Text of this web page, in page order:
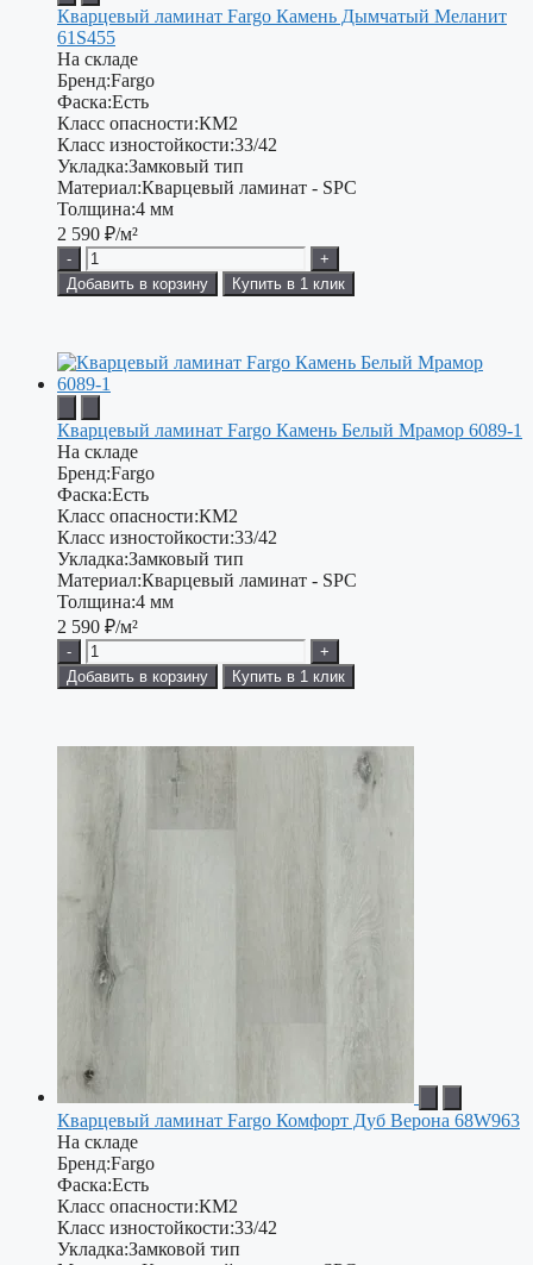
Кварцевый ламинат Fargo Камень Дымчатый Меланит
61S455
На складе
Бренд:Fargo
Фаска:Есть
Класс опасности:КМ2
Класс изностойкости:33/42
Укладка:Замковый тип
Материал:Кварцевый ламинат - SPC
Толщина:4 мм
2 590 ₽/м²
-
+
Добавить в корзину
Купить в 1 клик
Кварцевый ламинат Fargo Камень Белый Мрамор 6089-1
На складе
Бренд:Fargo
Фаска:Есть
Класс опасности:КМ2
Класс изностойкости:33/42
Укладка:Замковый тип
Материал:Кварцевый ламинат - SPC
Толщина:4 мм
2 590 ₽/м²
-
+
Добавить в корзину
Купить в 1 клик
Кварцевый ламинат Fargo Комфорт Дуб Верона 68W963
На складе
Бренд:Fargo
Фаска:Есть
Класс опасности:КМ2
Класс изностойкости:33/42
Укладка:Замковой тип